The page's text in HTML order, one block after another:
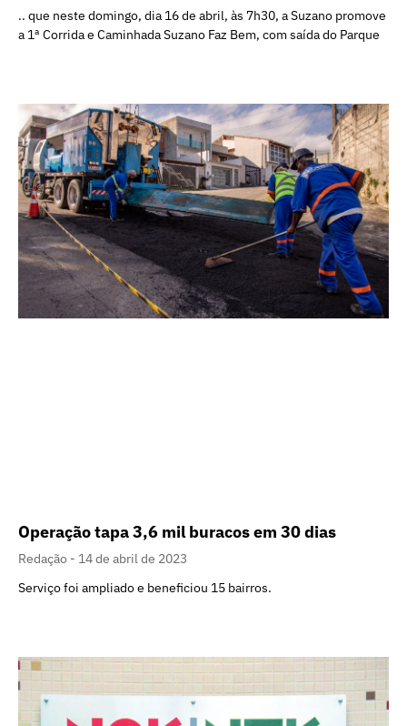
.. que neste domingo, dia 16 de abril, às 7h30, a Suzano promove
a 1ª Corrida e Caminhada Suzano Faz Bem, com saída do Parque
Operação tapa 3,6 mil buracos em 30 dias
Redação
14 de abril de 2023
Serviço foi ampliado e beneficiou 15 bairros.